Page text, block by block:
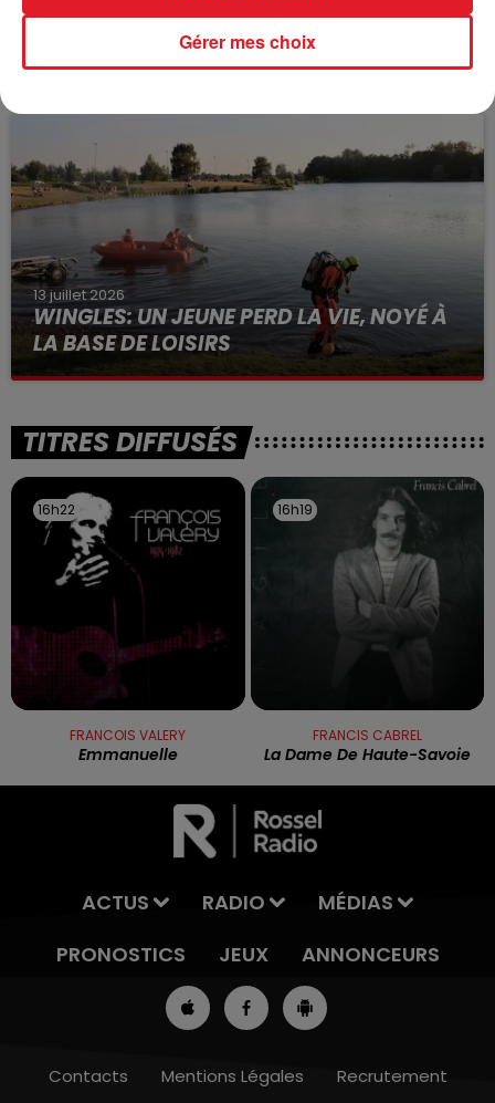
15 juillet 2026
BÉTHUNE: ENQUÊTE POUR HOMICIDE
VOLONTAIRE EN COURS, APRÈS LA...
à des prostituées
13 juillet 2026
WINGLES: UN JEUNE PERD LA VIE, NOYÉ À
LA BASE DE LOISIRS
La victime a coulé à pic
TITRES DIFFUSÉS
16h22
16h22
FRANCOIS VALERY
Emmanuelle
16h19
16h19
FRANCIS CABREL
La Dame De Haute-Savoie
ACTUS RADIO
MÉDIAS
PRONOSTICS
JEUX ANNONCEURS
Contacts Mentions Légales Recrutement
Gérer mes choix